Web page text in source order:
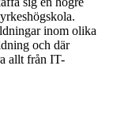
inom olika
och där
allt från IT-